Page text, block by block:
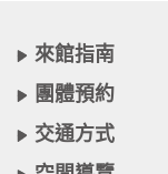
來館指南
團體預約
交通方式